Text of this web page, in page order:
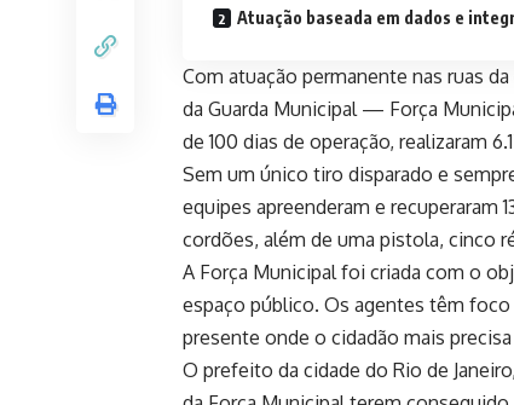
Atuação baseada em dados e
Com atuação permanente nas ruas
da Guarda Municipal — Força
de 100 dias de operação, realizaram
Sem um único tiro disparado e
equipes apreenderam e recuperaram
cordões, além de uma pistola, cinco
A Força Municipal foi criada com o
espaço público. Os agentes têm
presente onde o cidadão mais
O prefeito da cidade do Rio de